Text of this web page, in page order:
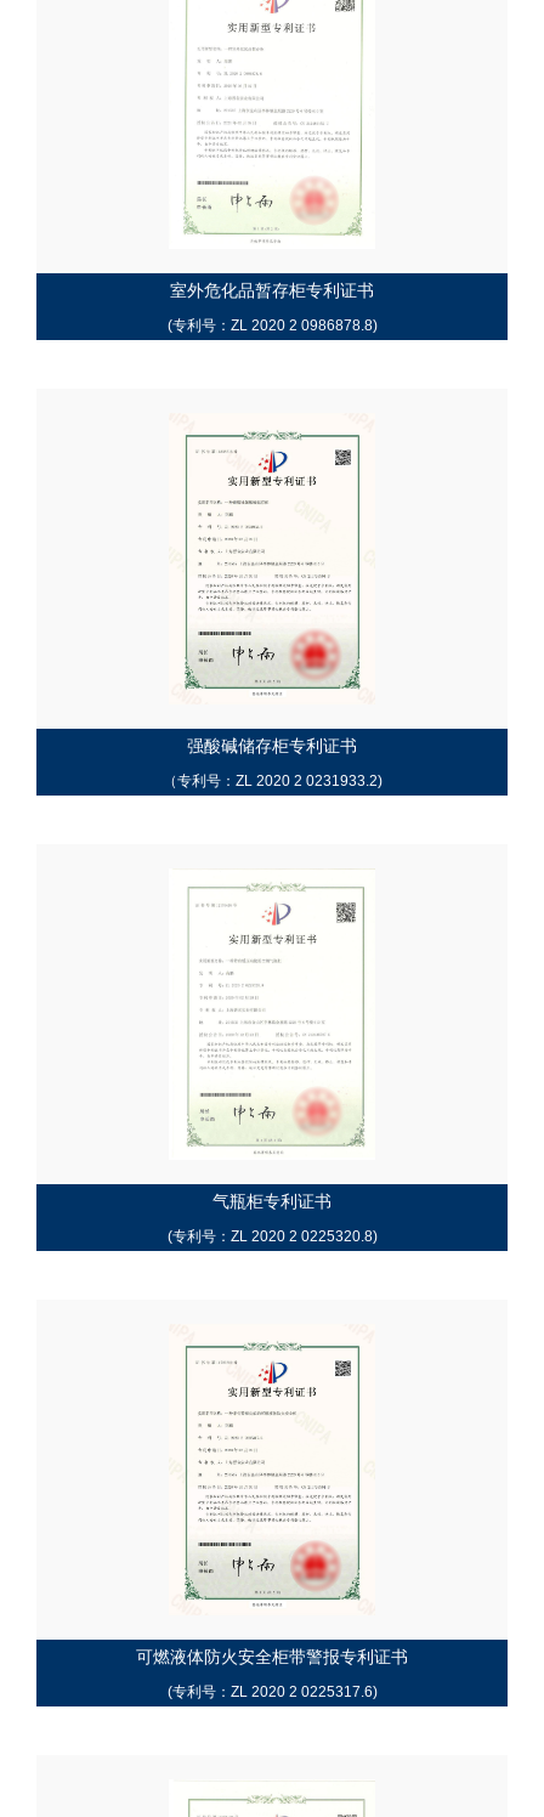
室外危化品暂存柜专利证书
(专利号：ZL 2020 2 0986878.8)
强酸碱储存柜专利证书
（专利号：ZL 2020 2 0231933.2)
气瓶柜专利证书
(专利号：ZL 2020 2 0225320.8)
可燃液体防火安全柜带警报专利证书
(专利号：ZL 2020 2 0225317.6)